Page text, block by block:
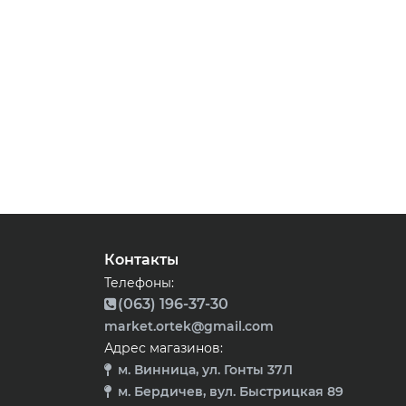
Контакты
Телефоны:
(063) 196-37-30
market.ortek@gmail.com
Адрес магазинов:
м. Винница, ул. Гонты 37Л
м. Бердичев, вул. Быстрицкая 89